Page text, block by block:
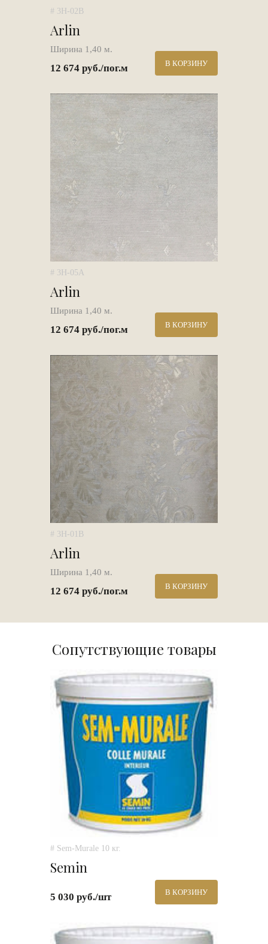
# 3H-02B
Arlin
Ширина 1,40 м.
12 674 руб./пог.м В КОРЗИНУ
# 3H-05A
Arlin
Ширина 1,40 м.
12 674 руб./пог.м В КОРЗИНУ
# 3H-01B
Arlin
Ширина 1,40 м.
12 674 руб./пог.м В КОРЗИНУ
Сопутствующие товары
# Sem-Murale 10 кг.
Semin
5 030 руб./шт В КОРЗИНУ